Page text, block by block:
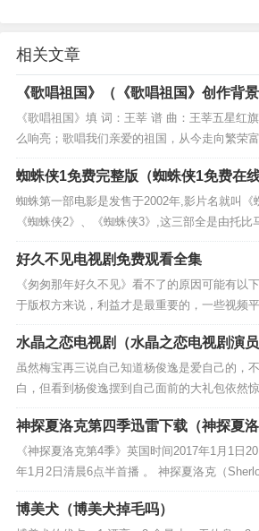
相关文章
《歌唱祖国》（《歌唱祖国》创作背景
《歌唱祖国》填 词：王莘 谱 曲：王莘五星红
么响亮；歌唱我们亲爱的祖国，从今走向繁荣
国，从今走向繁荣富强。越过高山，越过平原
蜘蛛侠1免费完整版（蜘蛛侠1免费在
蜘蛛第一部电影是发售于2002年,影片名就叫《
《蜘蛛侠2》、《蜘蛛侠3》,这三部全是由托
克与玛丽简沃森中间的感情线上而发展趋势的
2...
好久不见电视剧免费观看全集
《匆匆那年好久不见》看不了的原因可能有以
于版权方来说，利益才是最重要的，一些视频
有获得相应的版权授权，因此才无法继续播出
年》原...
水晶之恋电视剧（水晶之恋电视剧演员
虽然梅宝再三说自己知道杨俊逸是爱自己的，
白，但看到杨俊逸摆到自己面前的大礼包依然
新的旱冰鞋－－曾经被梅宝当作无望的爱情一
皆大欢喜的结局。...
神探夏洛克第四季迅雷下载（神探夏
堂）
《神探夏洛克第4季》英国时间2017年1月1日
年1月2日清晨6点半首播 。 神探夏洛克（
季分为3集，加上1个特别篇。因此，...
博美犬（博美犬掉毛吗）